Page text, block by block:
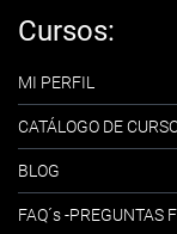
Cursos:
MI PERFIL
CATÁLOGO DE
BLOG
FAQ´s -PREGUNTAS